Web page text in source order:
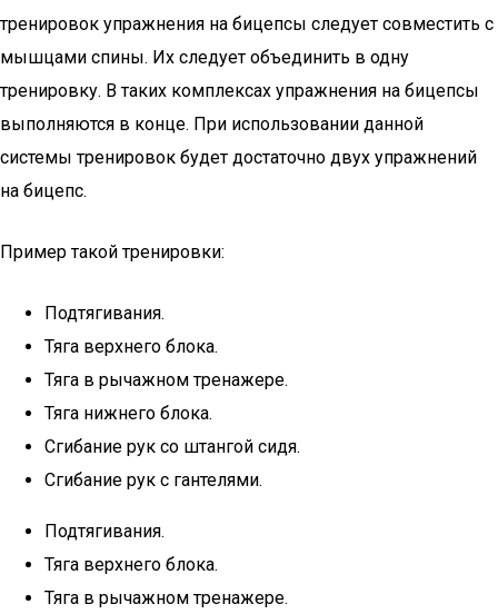
тренировок упражнения на бицепсы следует совместить с
мышцами спины. Их следует объединить в одну
тренировку. В таких комплексах упражнения на бицепсы
выполняются в конце. При использовании данной
системы тренировок будет достаточно двух упражнений
на бицепс.
Пример такой тренировки:
Подтягивания.
Тяга верхнего блока.
Тяга в рычажном тренажере.
Тяга нижнего блока.
Сгибание рук со штангой сидя.
Сгибание рук с гантелями.
Подтягивания.
Тяга верхнего блока.
Тяга в рычажном тренажере.